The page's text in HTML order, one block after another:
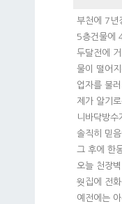
부천에 7년
5층건물에
두달전에
물이 떨어
업자를 불
제가 알기
니바닥방
솔직히 믿
그 후에 한
오늘 천장
웟집에 전
예전에는